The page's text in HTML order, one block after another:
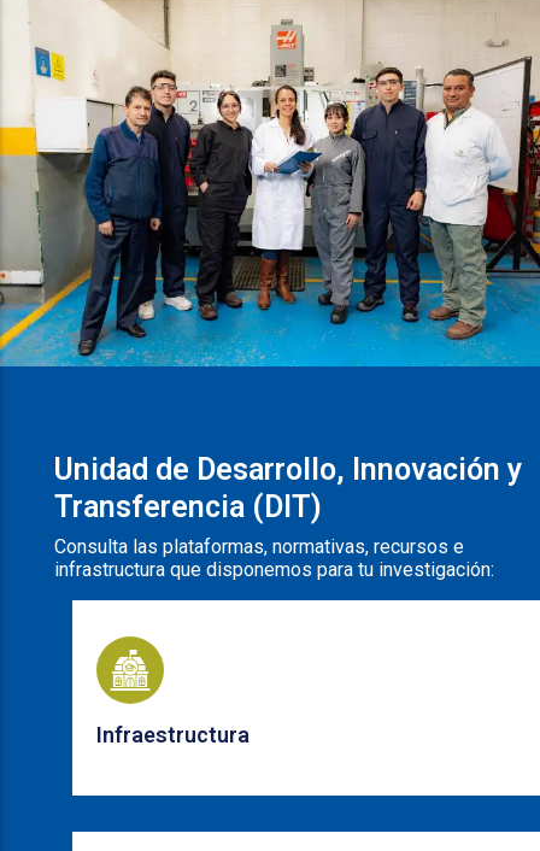
Unidad de Desarrollo, Innovación y
Transferencia (DIT)
Consulta las plataformas, normativas, recursos e
infrastructura que disponemos para tu investigación:
Infraestructura